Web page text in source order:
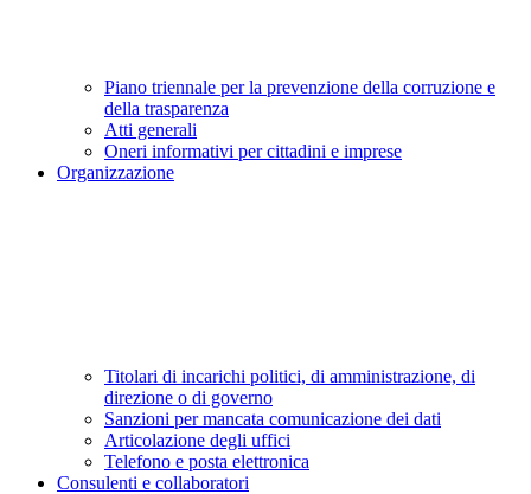
Piano triennale per la prevenzione della corruzione e
della trasparenza
Atti generali
Oneri informativi per cittadini e imprese
Organizzazione
Titolari di incarichi politici, di amministrazione, di
direzione o di governo
Sanzioni per mancata comunicazione dei dati
Articolazione degli uffici
Telefono e posta elettronica
Consulenti e collaboratori